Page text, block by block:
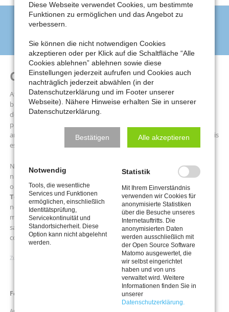
FAQ Detail
Meerbuscher Kulturkreis e.V. – MKK FAQ List
Can I easily update my website?
At vero eos et accusamus et iusto odio dignissimos ducimus qui
blanditiis praesentium voluptatum deleniti atque corrupti quos
dolores et quas molestias excepturi sint occaecati cupiditate non
provident,
animi, id est laborum et dolorum fuga. Et harum quidem rerum facilis
est et expedita distinctio.
Nam libero tempore, cum soluta nobis est eligendi optio cumque
nihil impedit quo minus id quod maxime placeat facere possimus,
omnis voluptas assumenda est, omnis dolor repellendus.
Temporibus autemquibusdam et autofficiis debitisaut rerum
necessitatibus saepe eveniet ut et voluptates repudiandae sint et
molestiae non recusandae. Itaque earum rerum hic tenetur a
sapiente delectus, ut aut reiciendis voluptatibus maiores alias
consequatur aut perferendis doloribus asperiores repellat.
Zuletzt aktualisiert am 28. März 2024 von Frank Ahlert.
Navigation
Förderung
Diese Webseite verwendet Cookies, um bestimmte
Funktionen zu ermöglichen und das Angebot zu
verbessern.
Sie können die nicht notwendigen Cookies
akzeptieren oder per Klick auf die Schaltfläche “Alle
Cookies ablehnen” ablehnen sowie diese
Einstellungen jederzeit aufrufen und Cookies auch
nachträglich jederzeit abwählen (in der
Datenschutzerklärung und im Footer unserer
Webseite). Nähere Hinweise erhalten Sie in unserer
Datenschutzerklärung.
Bestätigen Alle akzeptieren
Notwendig
Tools, die wesentliche
Services und Funktionen
ermöglichen, einschließlich
Identitätsprüfung,
Servicekontinuität und
Standortsicherheit. Diese
Option kann nicht abgelehnt
werden.
Statistik
Mit Ihrem Einverständnis
verwenden wir Cookies für
anonymisierte Statistiken
über die Besuche unseres
Internetauftritts. Die
anonymisierten Daten
werden ausschließlich mit
der Open Source Software
Matomo ausgewertet, die
wir selbst eingerichtet
haben und von uns
verwaltet wird. Weitere
Informationen finden Sie in
unserer
Datenschutzerklärung.